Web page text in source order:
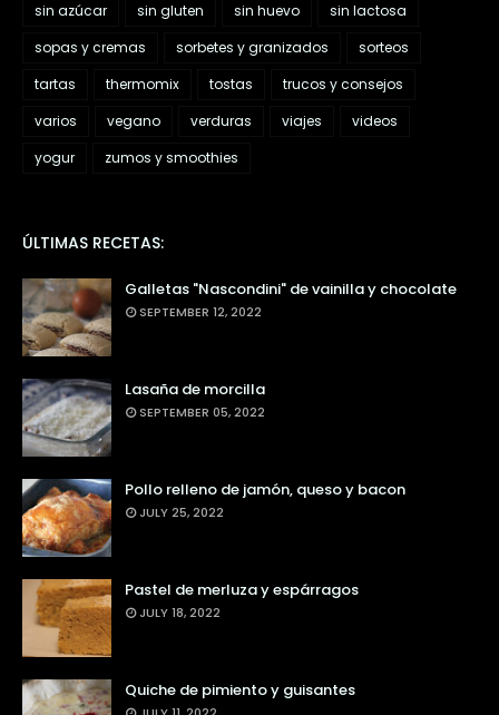
sin azúcar
sin gluten sin huevo
sin lactosa
sopas y cremas
sorbetes y granizados
sorteos
tartas
thermomix tostas
trucos y consejos
varios
vegano verduras viajes
videos
yogur
zumos y smoothies
ÚLTIMAS RECETAS:
Galletas "Nascondini" de vainilla y chocolate
SEPTEMBER 12, 2022
Lasaña de morcilla
SEPTEMBER 05, 2022
Pollo relleno de jamón, queso y bacon
JULY 25, 2022
Pastel de merluza y espárragos
JULY 18, 2022
Quiche de pimiento y guisantes